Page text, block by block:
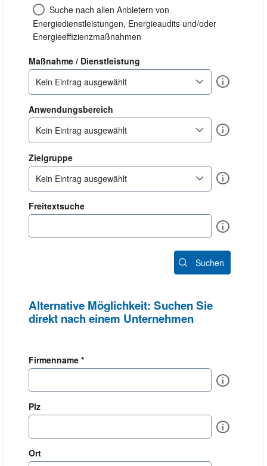
Suche nach allen Anbietern von
Energiedienstleistungen, Energieaudits und/oder
Energieeffizienzmaßnahmen
Maßnahme / Dienstleistung
Kein Eintrag ausgewählt
Info
Anwendungsbereich
Kein Eintrag ausgewählt
Info
Zielgruppe
Kein Eintrag ausgewählt
Info
Freitextsuche
Info
Suchen
Alternative Möglichkeit: Suchen Sie
direkt nach einem Unternehmen
Firmenname *
Info
Plz
Info
Ort